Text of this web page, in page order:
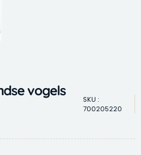
vogels
SKU :
700205220